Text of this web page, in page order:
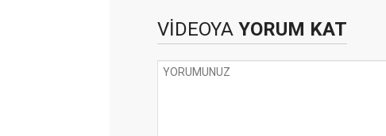
VİDEOYA YORUM KAT